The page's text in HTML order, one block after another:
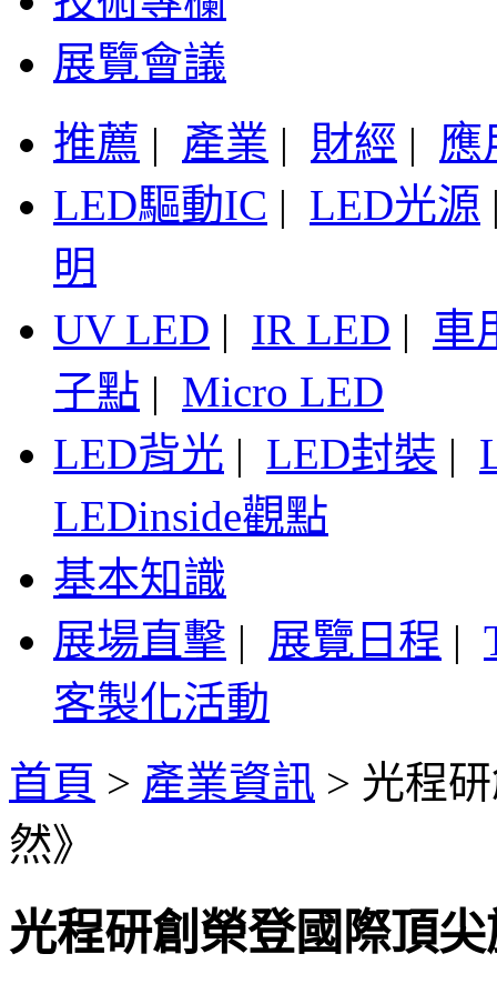
展覽會議
推薦 | 產業 | 財經 | 應
LED驅動IC | LED光源
明
UV LED | IR LED | 車
子點 | Micro LED
LED背光 | LED封裝 |
LEDinside觀點
基本知識
展場直擊 | 展覽日程 |
客製化活動
首頁 > 產業資訊 > 光程
然》
光程研創榮登國際頂